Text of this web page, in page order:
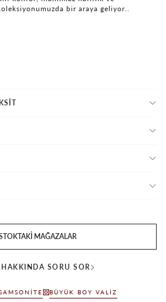
bir araya geliyor..
MAĞAZALAR
SORU SOR
BÜYÜK BOY VALIZ